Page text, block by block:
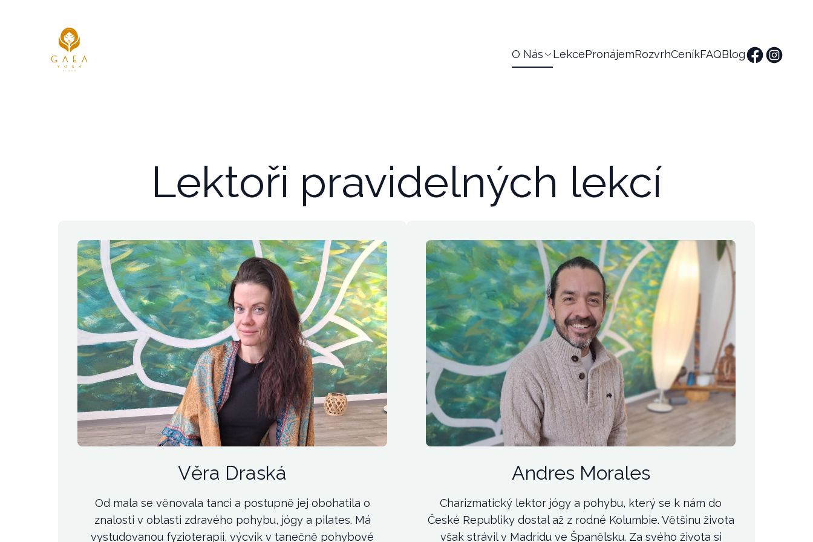
O Nás LekcePronájemRozvrhCeníkFAQBlog
Lektoři pravidelných lekcí
Věra Draská
Od mala se věnovala tanci a postupně jej obohatila o
znalosti v oblasti zdravého pohybu, jógy a pilates. Má
vystudovanou fyzioterapii, výcvik v tanečně pohybové
Andres Morales
Charizmatický lektor jógy a pohybu, který se k nám do
České Republiky dostal až z rodné Kolumbie. Většinu života
však strávil v Madridu ve Španělsku. Za svého života si